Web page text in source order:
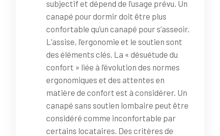
subjectif et dépend de l’usage prévu. Un
canapé pour dormir doit être plus
confortable qu’un canapé pour s’asseoir.
L’assise, l’ergonomie et le soutien sont
des éléments clés. La « désuétude du
confort » liée à l’évolution des normes
ergonomiques et des attentes en
matière de confort est à considérer. Un
canapé sans soutien lombaire peut être
considéré comme inconfortable par
certains locataires. Des critères de